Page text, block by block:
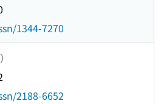
1344-7270
2188-6652